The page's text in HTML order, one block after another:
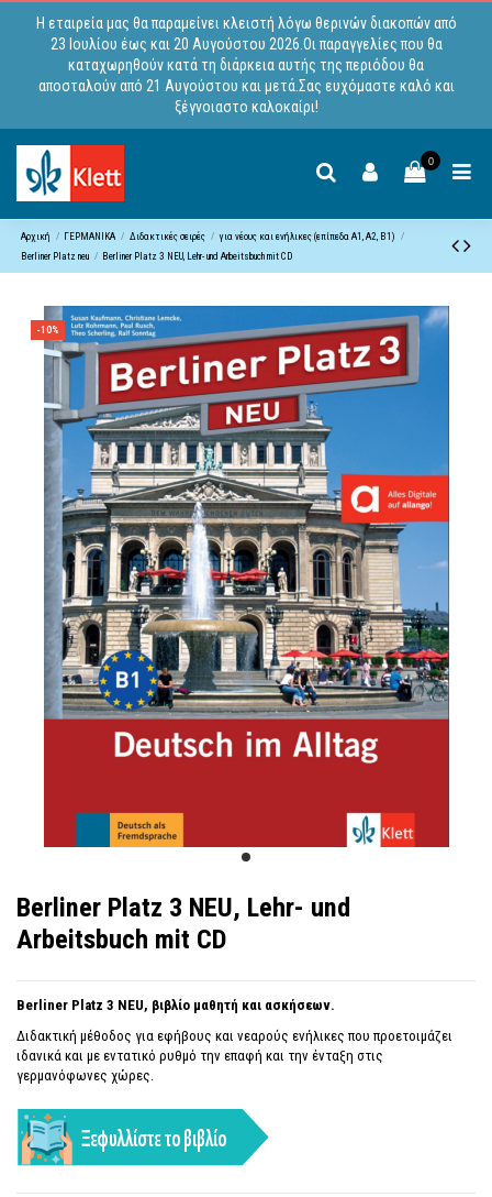
Η εταιρεία μας θα παραμείνει κλειστή λόγω θερινών διακοπών από
23 Ιουλίου έως και 20 Αυγούστου 2026.Οι παραγγελίες που θα
καταχωρηθούν κατά τη διάρκεια αυτής της περιόδου θα
αποσταλούν από 21 Αυγούστου και μετά.Σας ευχόμαστε καλό και
ξέγνοιαστο καλοκαίρι!
0
Αρχική ΓΕΡΜΑΝΙΚΑ Διδακτικές σειρές
για νέους και ενήλικες (επίπεδα A1, Α2, B1)
Berliner Platz neu
Berliner Platz 3 NEU, Lehr- und Arbeitsbuch mit CD
-10%
Berliner Platz 3 NEU, Lehr- und
Arbeitsbuch mit CD
Berliner Platz 3 NEU, βιβλίο μαθητή και ασκήσεων.
Διδακτική μέθοδος για εφήβους και νεαρούς ενήλικες που προετοιμάζει
ιδανικά και με εντατικό ρυθμό την επαφή και την ένταξη στις
γερμανόφωνες χώρες.